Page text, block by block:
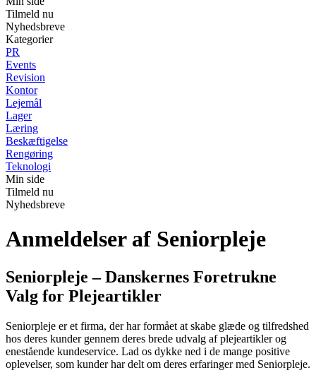
Tilmeld nu
Nyhedsbreve
Kategorier
PR
Events
Revision
Kontor
Lejemål
Lager
Læring
Beskæftigelse
Rengøring
Teknologi
Min side
Tilmeld nu
Nyhedsbreve
Anmeldelser af Seniorpleje
Seniorpleje – Danskernes Foretrukne
Valg for Plejeartikler
Seniorpleje er et firma, der har formået at skabe glæde og tilfredshed
hos deres kunder gennem deres brede udvalg af plejeartikler og
enestående kundeservice. Lad os dykke ned i de mange positive
oplevelser, som kunder har delt om deres erfaringer med Seniorpleje.